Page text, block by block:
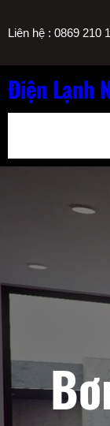
đến
nội
dung
Liên hệ : 0869 210
Điện Lạnh